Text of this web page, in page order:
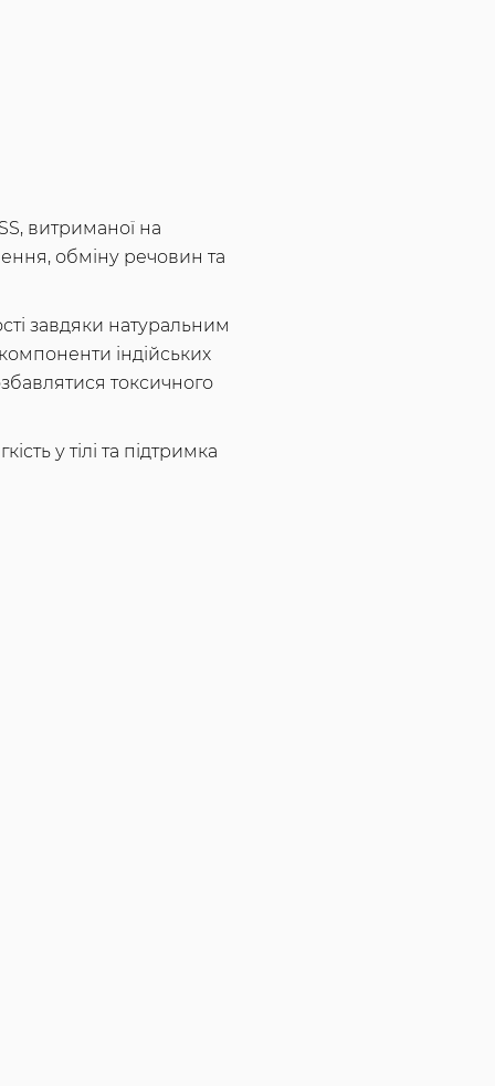
витриманої на
обміну речовин та
завдяки натуральним
індійських
токсичного
у тілі та підтримка